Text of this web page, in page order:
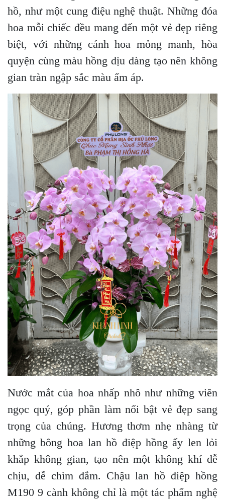
hồ, như một cung điệu nghệ thuật. Những đóa
hoa mỗi chiếc đều mang đến một vẻ đẹp riêng
biệt, với những cánh hoa mỏng manh, hòa
quyện cùng màu hồng dịu dàng tạo nên không
gian tràn ngập sắc màu ấm áp.
Nước mắt của hoa nhấp nhô như những viên
ngọc quý, góp phần làm nổi bật vẻ đẹp sang
trọng của chúng. Hương thơm nhẹ nhàng từ
những bông hoa lan hồ điệp hồng ấy len lỏi
khắp không gian, tạo nên một không khí dễ
chịu, dễ chìm đắm. Chậu lan hồ điệp hồng
M190 9 cành không chỉ là một tác phẩm nghệ